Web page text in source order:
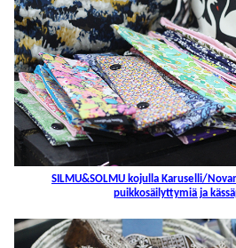
SILMU&SOLMU kojulla Karuselli/
puikkosäilyttymiä ja